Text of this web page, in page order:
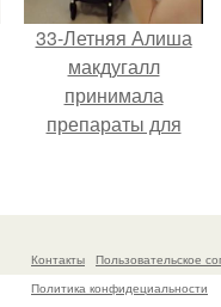
33-Летняя Алиша
макдугалл
принимала
препараты для
метаболического
синдрома.
Контакты
Пользовательское
Политика конфидециальности